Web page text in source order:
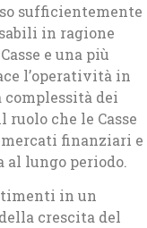
sufficientemente
in ragione
e una più
l’operatività in
dei
che le Casse
mercati finanziari e
al lungo periodo.
in un
crescita del